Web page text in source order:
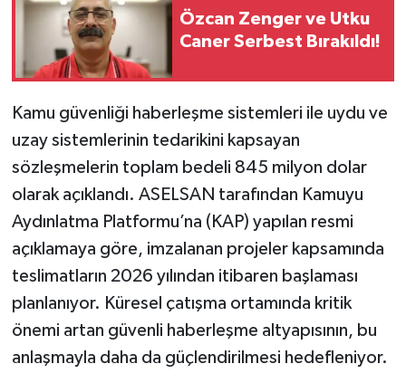
Özcan Zenger ve Utku
Caner Serbest Bırakıldı!
Kamu güvenliği haberleşme sistemleri ile uydu ve
uzay sistemlerinin tedarikini kapsayan
sözleşmelerin toplam bedeli 845 milyon dolar
olarak açıklandı. ASELSAN tarafından Kamuyu
Aydınlatma Platformu’na (KAP) yapılan resmi
açıklamaya göre, imzalanan projeler kapsamında
teslimatların 2026 yılından itibaren başlaması
planlanıyor. Küresel çatışma ortamında kritik
önemi artan güvenli haberleşme altyapısının, bu
anlaşmayla daha da güçlendirilmesi hedefleniyor.